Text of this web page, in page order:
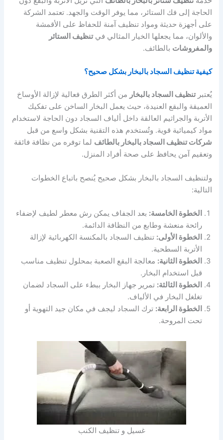
الحاجة إلى فك الستائر، مما يوفر الوقت والجهد. تعتمد الشركة
على أجهزة حديثة ومواد تنظيف آمنة للحفاظ على الأقمشة
والألوان، مما يجعلها الخيار المثالي فيتنظيف الستائر
والمفروشات بالطائف.
كيفية تنظيف السجاد بالبخار بشكل صحيح؟
يُعتبرتنظيف السجاد بالبخار من أكثر الطرق فعالية لإزالة الأوساخ
العميقة والبقع العنيدة، حيث يعمل البخار الساخن على تفكيك
الأتربة والجراثيم العالقة داخل ألياف السجاد دون الحاجة لاستخدام
مواد كيميائية قوية. وتُستخدم هذه التقنية بشكل واسع من قبل
شركات تنظيف السجاد بالبخار بالطائف لما توفره من نظافة فائقة
وتعقيم آمن يحافظ على صحة أفراد المنزل.
ولتنظيف السجاد بالبخار بشكل صحيح يُنصح باتباع الخطوات
التالية:
الخطوة الخامسة: بعد الجفاف يمكن رش معطر لطيف لإضفاء
رائحة منعشة وطابع من النظافة الدائمة.
الخطوة الأولى: تنظيف السجاد بالمكنسة الكهربائية لإزالة
الأتربة السطحية.
الخطوة الثانية: معالجة البقع الصعبة بمحلول تنظيف مناسب
قبل استخدام البخار.
الخطوة الثالثة: تمرير جهاز البخار ببطء على السجاد لضمان
تغلغل البخار في الألياف.
الخطوة الرابعة: ترك السجاد ليجف في مكان جيد التهوية أو
تحت المروحة.
غسيل و تنظيف الكنب